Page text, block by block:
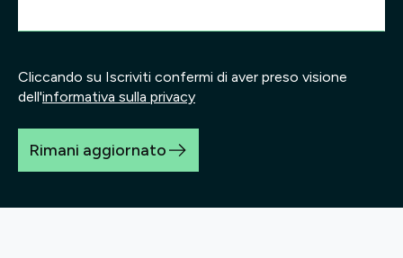
Cliccando su Iscriviti confermi di aver preso visione
dell'informativa sulla privacy
Rimani aggiornato